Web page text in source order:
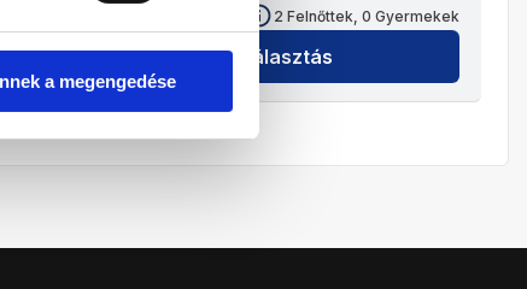
a megengedése
2 Felnőttek, 0 Gyermekek
Kiválasztás